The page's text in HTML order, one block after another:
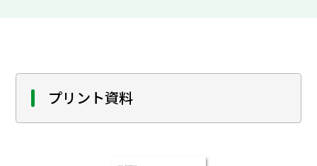
プリント資料